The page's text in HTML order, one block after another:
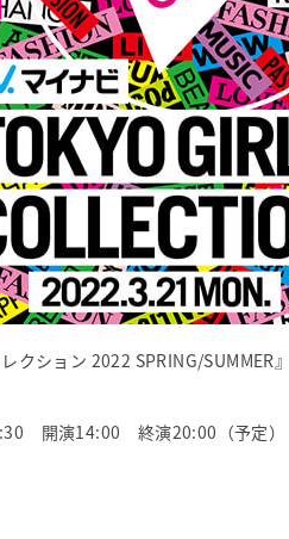
クション 2022 SPRING/SUMMER』
開演14:00 終演20:00（予定）